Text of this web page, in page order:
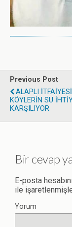
Previous Post
ALAPLI İTFAİYESİ
KÖYLERİN SU
KARŞILIYOR
Bir cevap
E-posta
ile
Yorum